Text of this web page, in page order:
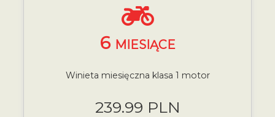
6 MIESIĄCE
Winieta miesięczna klasa 1 motor
239.99 PLN